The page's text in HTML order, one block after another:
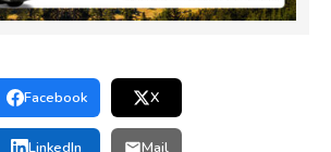
Facebook X
LinkedIn Mail